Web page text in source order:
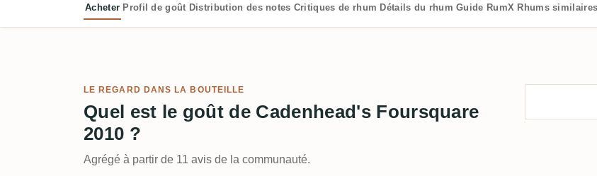
Acheter Profil de goût Distribution des notes Critiques de rhum Détails du rhum Guide RumX Rhums similaires
LE REGARD DANS LA BOUTEILLE
Quel est le goût de Cadenhead's Foursquare
2010 ?
Agrégé à partir de 11 avis de la communauté.